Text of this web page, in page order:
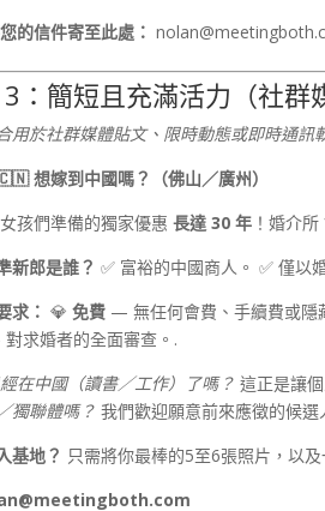
的信件寄至此處：
：簡短且充滿活力（社
用於社群媒體貼文、限時動態或即時通訊
想嫁到中國嗎？（佛山／廣州）
孩們準備的獨家優惠長達 30 年 ！婚介所
新郎是誰？ ✅ 富裕的中國商人。 ✅ 僅以
求： 💎免費 — 無任何會費、手續費或隱
求婚者的全面審查。.
在中國（讀書／工作）了嗎？ 這正是讓
獨聯體嗎？ 我們歡迎願意前來應徵的候選
基地？ 只需將你最棒的5至6張照片，以